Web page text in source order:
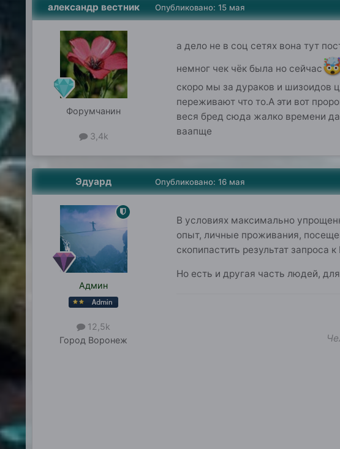
александр вестник
Форумчанин
3,4k
Опубликовано: 15 мая
а дело не в соц сетях вона тут
немног чек чёк была но сейчас
скоро мы за дураков и шизоидов
переживают что то.А эти вот
веся бред сюда жалко времени
ваапще
Эдуард
Админ
12,5k
Город Воронеж
Опубликовано: 16 мая
В условиях максимально
опыт, личные проживания,
скопипастить результат запроса
Но есть и другая часть людей,